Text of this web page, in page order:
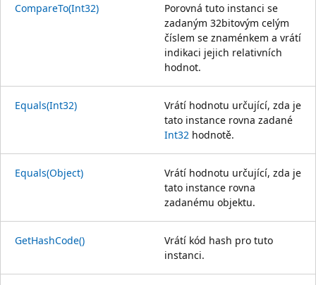
CompareTo(Int32)
Porovná tuto instanci se
zadaným 32bitovým celým
číslem se znaménkem a vrátí
indikaci jejich relativních
hodnot.
Equals(Int32)
Vrátí hodnotu určující, zda je
tato instance rovna zadané
Int32 hodnotě.
Equals(Object)
Vrátí hodnotu určující, zda je
tato instance rovna
zadanému objektu.
GetHashCode()
Vrátí kód hash pro tuto
instanci.